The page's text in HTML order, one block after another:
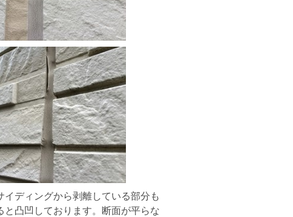
ディングから剥離している部分も
凸凹しております。断面が平らな